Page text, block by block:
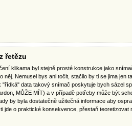
řetězu
klikama byl stejně prosté konstrukce jako
něj. Nemusel bys ani točit, stačilo by ti se jima jen
"řídká" data takový snímač poskytuje bych sázel
MŮŽE MÍT) a v případě potřeby může být
by byla dostatečně užitečná informace aby
jde o praktické konsekvence, přestaň teoretizovat